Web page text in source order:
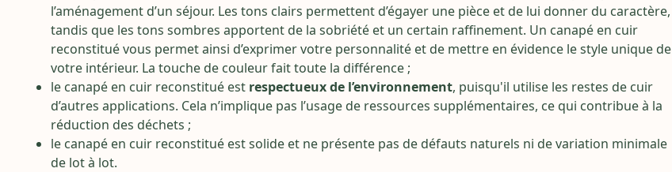
l’aménagement d’un séjour. Les tons clairs permettent d’égayer une pièce et de lui donner du caractère,
tandis que les tons sombres apportent de la sobriété et un certain raffinement. Un canapé en cuir
reconstitué vous permet ainsi d’exprimer votre personnalité et de mettre en évidence le style unique de
votre intérieur. La touche de couleur fait toute la différence ;
le canapé en cuir reconstitué est respectueux de l’environnement, puisqu'il utilise les restes de cuir
d’autres applications. Cela n’implique pas l’usage de ressources supplémentaires, ce qui contribue à la
réduction des déchets ;
le canapé en cuir reconstitué est solide et ne présente pas de défauts naturels ni de variation minimale
de lot à lot.